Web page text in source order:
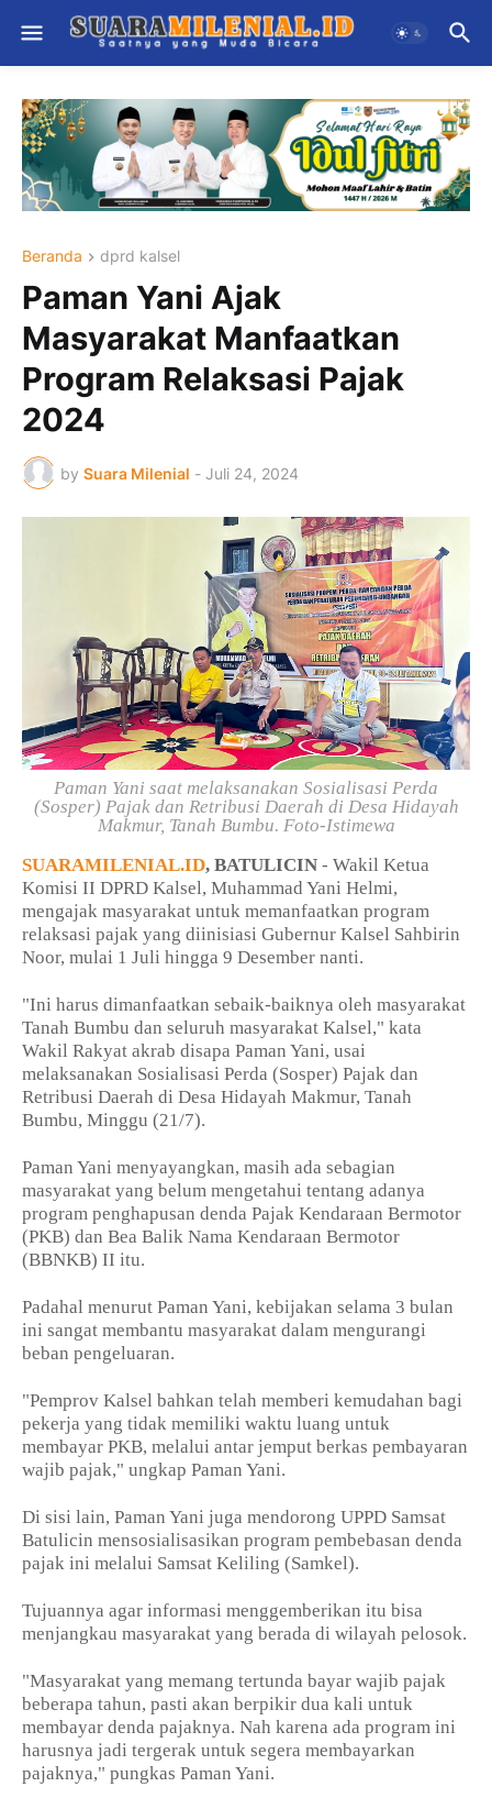
Beranda dprd kalsel
Paman Yani Ajak
Masyarakat Manfaatkan
Program Relaksasi Pajak
2024
by Suara Milenial - Juli 24, 2024
Paman Yani saat melaksanakan Sosialisasi Perda
(Sosper) Pajak dan Retribusi Daerah di Desa Hidayah
Makmur, Tanah Bumbu. Foto-Istimewa
SUARAMILENIAL.ID, BATULICIN - Wakil Ketua
Komisi II DPRD Kalsel, Muhammad Yani Helmi,
mengajak masyarakat untuk memanfaatkan program
relaksasi pajak yang diinisiasi Gubernur Kalsel Sahbirin
Noor, mulai 1 Juli hingga 9 Desember nanti.
"Ini harus dimanfaatkan sebaik-baiknya oleh masyarakat
Tanah Bumbu dan seluruh masyarakat Kalsel," kata
Wakil Rakyat akrab disapa Paman Yani, usai
melaksanakan Sosialisasi Perda (Sosper) Pajak dan
Retribusi Daerah di Desa Hidayah Makmur, Tanah
Bumbu, Minggu (21/7).
Paman Yani menyayangkan, masih ada sebagian
masyarakat yang belum mengetahui tentang adanya
program penghapusan denda Pajak Kendaraan Bermotor
(PKB) dan Bea Balik Nama Kendaraan Bermotor
(BBNKB) II itu.
Padahal menurut Paman Yani, kebijakan selama 3 bulan
ini sangat membantu masyarakat dalam mengurangi
beban pengeluaran.
"Pemprov Kalsel bahkan telah memberi kemudahan bagi
pekerja yang tidak memiliki waktu luang untuk
membayar PKB, melalui antar jemput berkas pembayaran
wajib pajak," ungkap Paman Yani.
Di sisi lain, Paman Yani juga mendorong UPPD Samsat
Batulicin mensosialisasikan program pembebasan denda
pajak ini melalui Samsat Keliling (Samkel).
Tujuannya agar informasi menggemberikan itu bisa
menjangkau masyarakat yang berada di wilayah pelosok.
"Masyarakat yang memang tertunda bayar wajib pajak
beberapa tahun, pasti akan berpikir dua kali untuk
membayar denda pajaknya. Nah karena ada program ini
harusnya jadi tergerak untuk segera membayarkan
pajaknya," pungkas Paman Yani.